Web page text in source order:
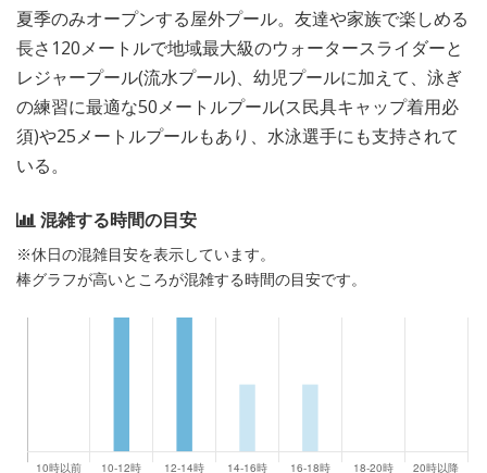
夏季のみオープンする屋外プール。友達や家族で楽しめる
長さ120メートルで地域最大級のウォータースライダーと
レジャープール(流水プール)、幼児プールに加えて、泳ぎ
の練習に最適な50メートルプール(ス民具キャップ着用必
須)や25メートルプールもあり、水泳選手にも支持されて
いる。
混雑する時間の目安
※休日の混雑目安を表示しています。
棒グラフが高いところが混雑する時間の目安です。